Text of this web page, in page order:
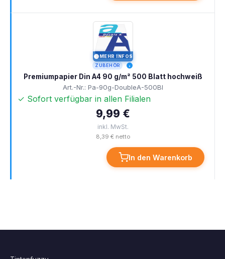
MEHR INFOS
ZUBEHÖR
Premiumpapier Din A4 90 g/m² 500 Blatt hochweiß
Art.-Nr.: Pa-90g-DoubleA-500Bl
✓ Sofort verfügbar in allen Filialen
9,99 €
inkl. MwSt.
8,39 € netto
In den Warenkorb